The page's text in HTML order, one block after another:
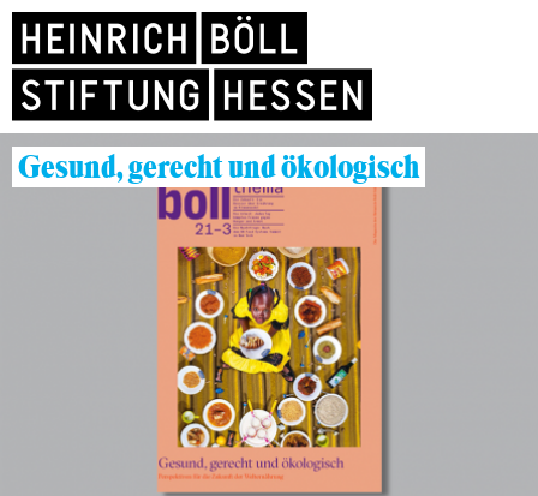
Gesund, gerecht und ökologisch